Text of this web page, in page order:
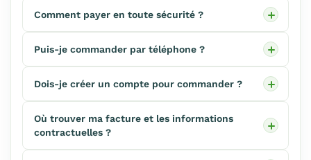
Comment payer en toute sécurité ?
Puis-je commander par téléphone ?
Dois-je créer un compte pour commander ?
Où trouver ma facture et les informations
contractuelles ?